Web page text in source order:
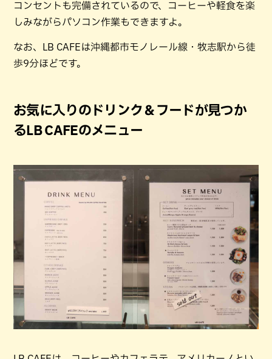
コンセントも完備されているので、コーヒーや軽食を楽
しみながらパソコン作業もできますよ。
なお、LB CAFEは沖縄都市モノレール線・牧志駅から徒
歩9分ほどです。
お気に入りのドリンク＆フードが見つか
るLB CAFEのメニュー